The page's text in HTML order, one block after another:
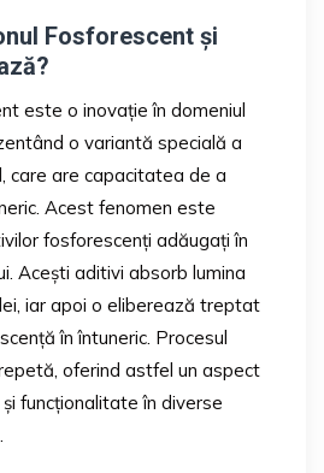
Fosforescent și
este o inovație în domeniul
o variantă specială a
care are capacitatea de a
Acest fenomen este
fosforescenți adăugați în
Acești aditivi absorb lumina
iar apoi o eliberează treptat
în întuneric. Procesul
oferind astfel un aspect
funcționalitate în diverse